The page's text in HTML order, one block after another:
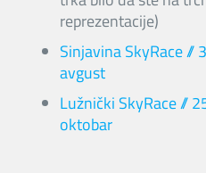
reprezentacije)
Sinjavina SkyRace //
avgust
Lužnički SkyRace //
oktobar